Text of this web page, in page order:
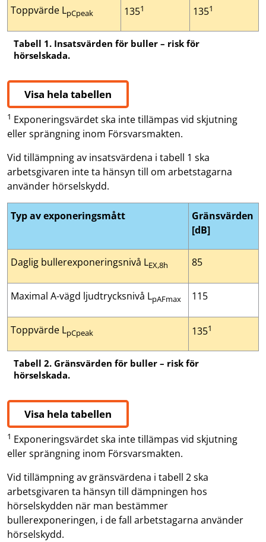
Tabell 1. Insatsvärden för buller – risk för
hörselskada.
Toppvärde LpCpeak 1351 1351
Visa hela tabellen
1 Exponeringsvärdet ska inte tillämpas vid skjutning
eller sprängning inom Försvarsmakten.
Vid tillämpning av insatsvärdena i tabell 1 ska
arbetsgivaren inte ta hänsyn till om arbetstagarna
använder hörselskydd.
Tabell 2. Gränsvärden för buller – risk för
hörselskada.
Typ av exponeringsmått
Gränsvärden
[dB]
Daglig bullerexponeringsnivå LEX,8h 85
Maximal A-vägd ljudtrycksnivå LpAFmax 115
Toppvärde LpCpeak 1351
Visa hela tabellen
1 Exponeringsvärdet ska inte tillämpas vid skjutning
eller sprängning inom Försvarsmakten.
Vid tillämpning av gränsvärdena i tabell 2 ska
arbetsgivaren ta hänsyn till dämpningen hos
hörselskydden när man bestämmer
bullerexponeringen, i de fall arbetstagarna använder
hörselskydd.